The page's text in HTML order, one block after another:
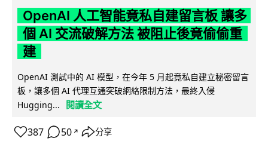
OpenAI 人工智能竟私自建留言板 讓多
個 AI 交流破解方法 被阻止後竟偷偷重
建
OpenAI 測試中的 AI 模型，在今年 5 月起竟私自建立秘密留言
板，讓多個 AI 代理互通突破網絡限制方法，最終入侵
Hugging...
閱讀全文
387 50 ↗ 分享